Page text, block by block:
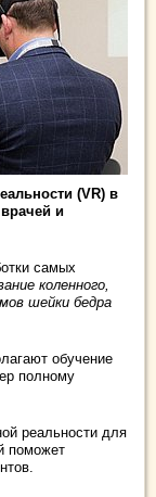
(VR) в
и
самых
коленного,
шейки бедра
обучение
полному
реальности для
поможет